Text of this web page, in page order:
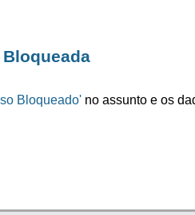
Bloqueado' no assunto e os